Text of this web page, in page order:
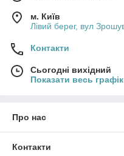
м. Київ
Лівий берег, вул
Контакти
Сьогодні вихідний
Показати весь
Про нас
Контакти